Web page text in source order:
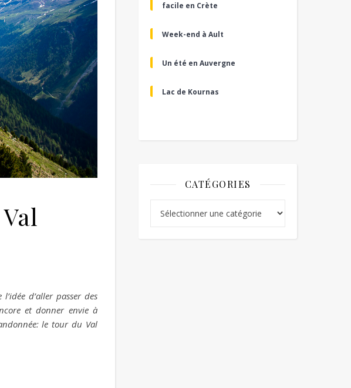
d’aller passer des
et donner envie à
le tour du Val
facile en Crète
Week-end à Ault
Un été en Auvergne
Lac de Kournas
CATÉGORIES